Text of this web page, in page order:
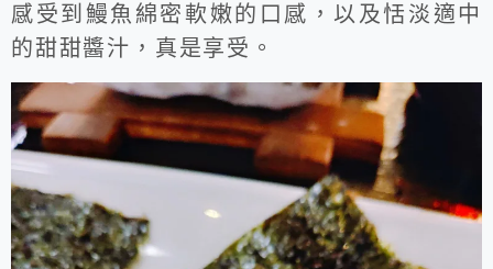
感受到鰻魚綿密軟嫩的口感，以及恬淡適中
的甜甜醬汁，真是享受。